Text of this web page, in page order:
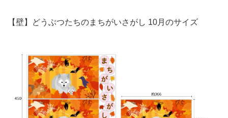
【壁】どうぶつたちのまちがいさがし 10月のサイズ